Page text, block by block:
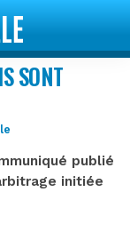
SONT
publié
initiée